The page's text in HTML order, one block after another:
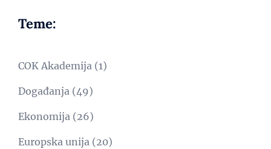
Teme:
COK Akademija (1)
Događanja (49)
Ekonomija (26)
Europska unija (20)